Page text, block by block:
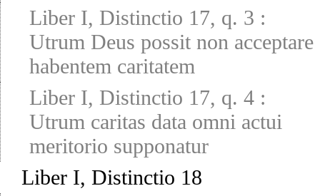
Liber I, Distinctio 17, q. 3 :
Utrum Deus possit non acceptare
habentem caritatem
Liber I, Distinctio 17, q. 4 :
Utrum caritas data omni actui
meritorio supponatur
Liber I, Distinctio 18